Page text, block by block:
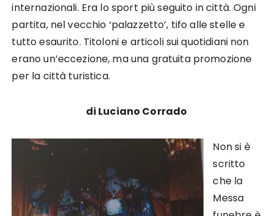
internazionali. Era lo sport più seguito in città. Ogni
partita, nel vecchio ‘palazzetto’, tifo alle stelle e
tutto esaurito. Titoloni e articoli sui quotidiani non
erano un’eccezione, ma una gratuita promozione
per la città turistica.
di Luciano Corrado
Non si è
scritto
che la
Messa